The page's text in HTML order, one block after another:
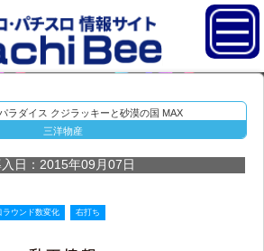
ラダイス クジラッキーと砂漠の国 MAX
三洋物産
日：2015年09月07日
ラウンド数変化 右打ち